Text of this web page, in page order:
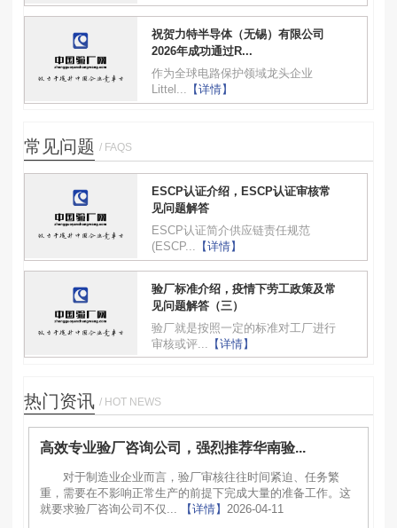
祝贺力特半导体（无锡）有限公司
2026年成功通过R...
作为全球电路保护领域龙头企业
Littel... 【详情】
常见问题 / FAQS
ESCP认证介绍，ESCP认证审核常
见问题解答
ESCP认证简介供应链责任规范
(ESCP... 【详情】
验厂标准介绍，疫情下劳工政策及常
见问题解答（三）
验厂就是按照一定的标准对工厂进行
审核或评... 【详情】
热门资讯 / HOT NEWS
高效专业验厂咨询公司，强烈推荐华南验...
对于制造业企业而言，验厂审核往往时间紧迫、任务繁
重，需要在不影响正常生产的前提下完成大量的准备工作。这
就要求验厂咨询公司不仅...
【详情】 2026-04-11